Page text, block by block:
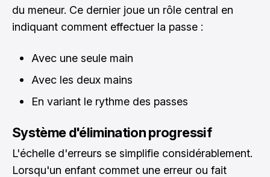
du meneur. Ce dernier joue un rôle central en
indiquant comment effectuer la passe :
Avec une seule main
Avec les deux mains
En variant le rythme des passes
Système d'élimination progressif
L'échelle d'erreurs se simplifie considérablement.
Lorsqu'un enfant commet une erreur ou fait